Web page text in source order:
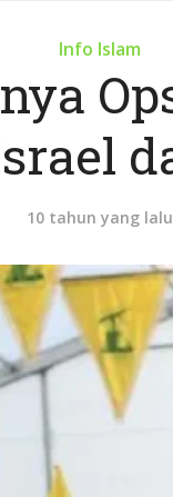
Info Islam
10 tahun yang lalu